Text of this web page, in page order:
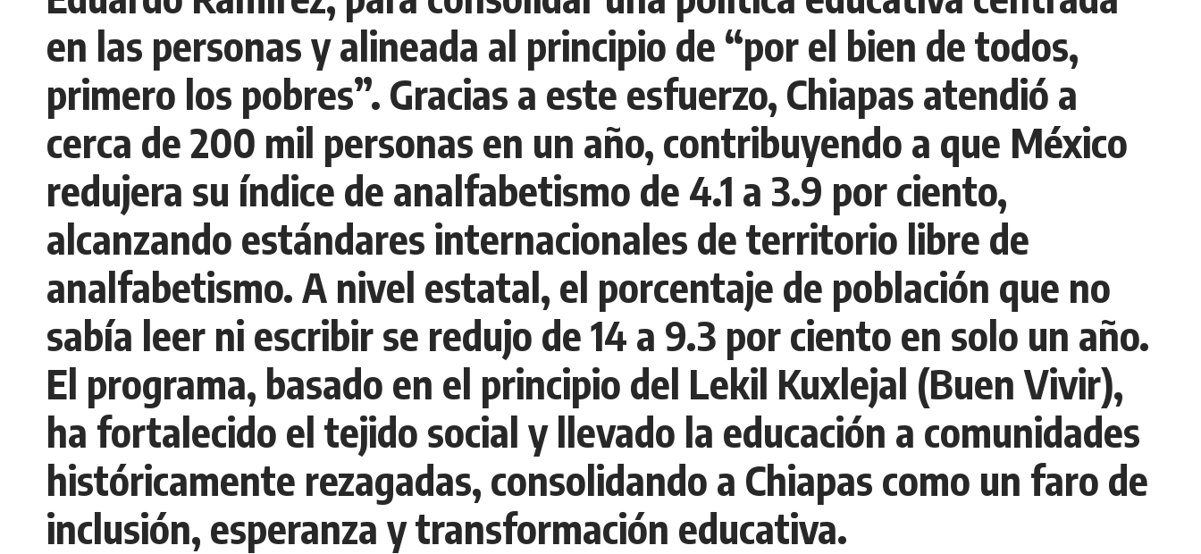
en las personas y alineada al principio de “por el bien de todos,
primero los pobres”. Gracias a este esfuerzo, Chiapas atendió a
cerca de 200 mil personas en un año, contribuyendo a que México
redujera su índice de analfabetismo de 4.1 a 3.9 por ciento,
alcanzando estándares internacionales de territorio libre de
analfabetismo. A nivel estatal, el porcentaje de población que no
sabía leer ni escribir se redujo de 14 a 9.3 por ciento en solo un año.
El programa, basado en el principio del Lekil Kuxlejal (Buen Vivir),
ha fortalecido el tejido social y llevado la educación a comunidades
históricamente rezagadas, consolidando a Chiapas como un faro de
inclusión, esperanza y transformación educativa.